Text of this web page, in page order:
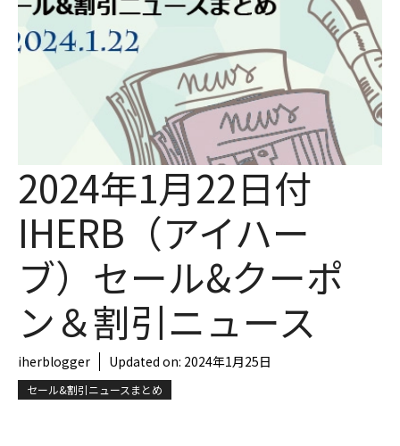
ー
2024年1月22日付
IHERB（アイハー
ブ）セール&クーポ
ン＆割引ニュース
iherblogger Updated on: 2024年1月25日
セール&割引ニュースまとめ